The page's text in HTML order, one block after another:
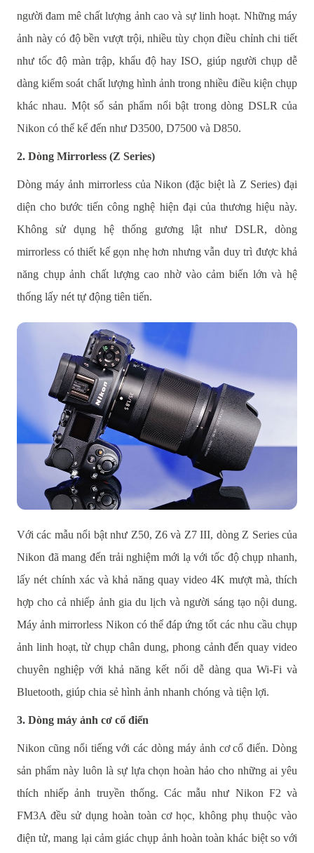
người đam mê chất lượng ảnh cao và sự linh hoạt. Những máy
ảnh này có độ bền vượt trội, nhiều tùy chọn điều chỉnh chi tiết
như tốc độ màn trập, khẩu độ hay ISO, giúp người chụp dễ
dàng kiểm soát chất lượng hình ảnh trong nhiều điều kiện chụp
khác nhau. Một số sản phẩm nổi bật trong dòng DSLR của
Nikon có thể kể đến như D3500, D7500 và D850.
2. Dòng Mirrorless (Z Series)
Dòng máy ảnh mirrorless của Nikon (đặc biệt là Z Series) đại
diện cho bước tiến công nghệ hiện đại của thương hiệu này.
Không sử dụng hệ thống gương lật như DSLR, dòng
mirrorless có thiết kế gọn nhẹ hơn nhưng vẫn duy trì được khả
năng chụp ảnh chất lượng cao nhờ vào cảm biến lớn và hệ
thống lấy nét tự động tiên tiến.
Với các mẫu nổi bật như Z50, Z6 và Z7 III, dòng Z Series của
Nikon đã mang đến trải nghiệm mới lạ với tốc độ chụp nhanh,
lấy nét chính xác và khả năng quay video 4K mượt mà, thích
hợp cho cả nhiếp ảnh gia du lịch và người sáng tạo nội dung.
Máy ảnh mirrorless Nikon có thể đáp ứng tốt các nhu cầu chụp
ảnh linh hoạt, từ chụp chân dung, phong cảnh đến quay video
chuyên nghiệp với khả năng kết nối dễ dàng qua Wi-Fi và
Bluetooth, giúp chia sẻ hình ảnh nhanh chóng và tiện lợi.
3. Dòng máy ảnh cơ cổ điển
Nikon cũng nổi tiếng với các dòng máy ảnh cơ cổ điển. Dòng
sản phẩm này luôn là sự lựa chọn hoàn hảo cho những ai yêu
thích nhiếp ảnh truyền thống. Các mẫu như Nikon F2 và
FM3A đều sử dụng hoàn toàn cơ học, không phụ thuộc vào
điện tử, mang lại cảm giác chụp ảnh hoàn toàn khác biệt so với